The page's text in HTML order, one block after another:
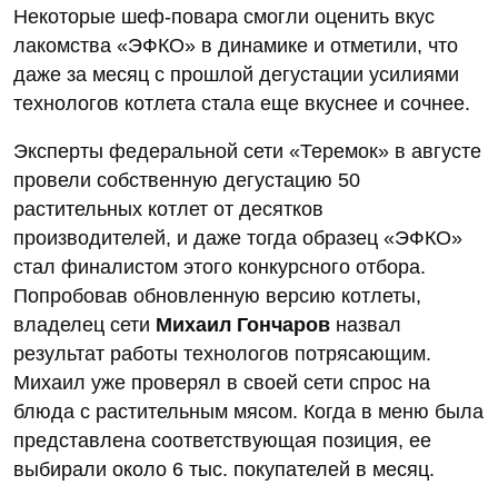
Некоторые шеф-повара смогли оценить вкус
лакомства «ЭФКО» в динамике и отметили, что
даже за месяц с прошлой дегустации усилиями
технологов котлета стала еще вкуснее и сочнее.
Эксперты федеральной сети «Теремок» в августе
провели собственную дегустацию 50
растительных котлет от десятков
производителей, и даже тогда образец «ЭФКО»
стал финалистом этого конкурсного отбора.
Попробовав обновленную версию котлеты,
владелец сети Михаил Гончаров назвал
результат работы технологов потрясающим.
Михаил уже проверял в своей сети спрос на
блюда с растительным мясом. Когда в меню была
представлена соответствующая позиция, ее
выбирали около 6 тыс. покупателей в месяц.